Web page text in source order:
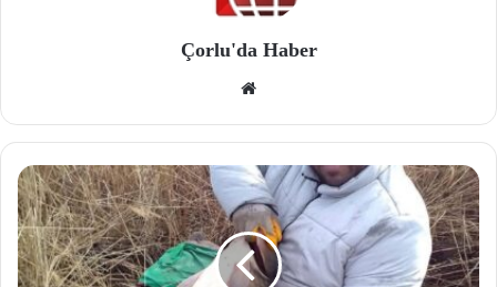
Çorlu'da Haber
site
si